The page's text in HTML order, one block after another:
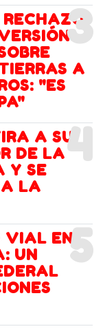
3
A
"ES
4
A SU
DE LA
Y SE
LA
5
VIAL EN
UN